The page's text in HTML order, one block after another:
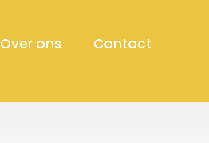
Over ons Contact